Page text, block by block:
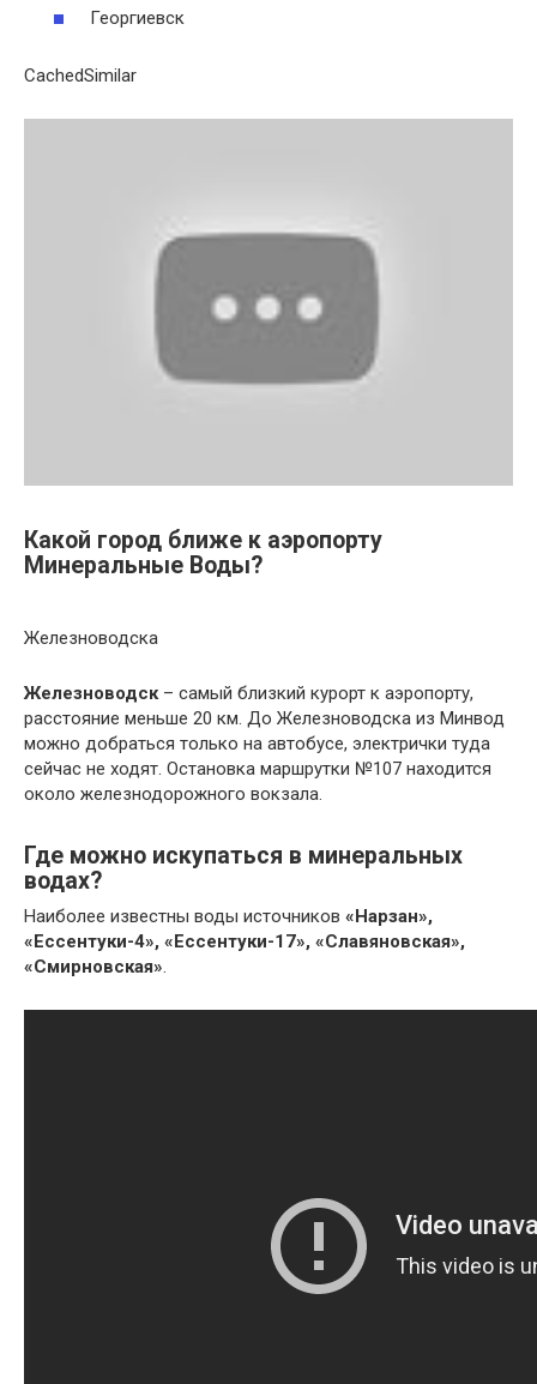
Георгиевск
CachedSimilar
Какой город ближе к аэропорту
Минеральные Воды?
Железноводска
Железноводск– самый близкий курорт к аэропорту,
расстояние меньше 20 км. До Железноводска из Минвод
можно добраться только на автобусе, электрички туда
сейчас не ходят. Остановка маршрутки №107 находится
около железнодорожного вокзала.
Где можно искупаться в минеральных
водах?
Наиболее известны воды источников «Нарзан»,
«Ессентуки-4», «Ессентуки-17», «Славяновская»,
«Смирновская».